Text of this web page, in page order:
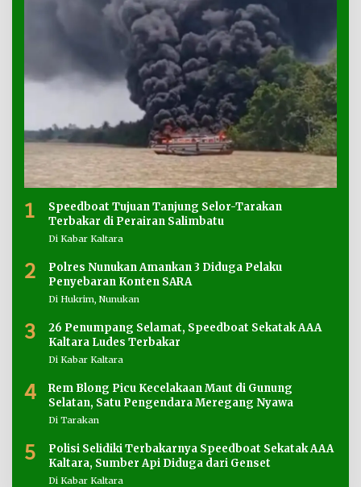
1
Speedboat Tujuan Tanjung Selor-Tarakan
Terbakar di Perairan Salimbatu
Di Kabar Kaltara
2
Polres Nunukan Amankan 3 Diduga Pelaku
Penyebaran Konten SARA
Di Hukrim, Nunukan
3
26 Penumpang Selamat, Speedboat Sekatak AAA
Kaltara Ludes Terbakar
Di Kabar Kaltara
4
Rem Blong Picu Kecelakaan Maut di Gunung
Selatan, Satu Pengendara Meregang Nyawa
Di Tarakan
5
Polisi Selidiki Terbakarnya Speedboat Sekatak AAA
Kaltara, Sumber Api Diduga dari Genset
Di Kabar Kaltara